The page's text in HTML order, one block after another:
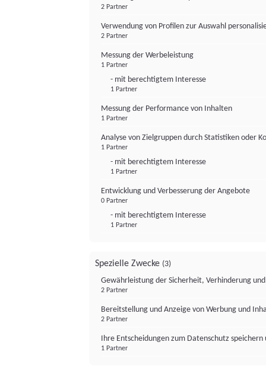
2 Partner
Verwendung von Profilen zur Auswahl
2 Partner
Messung der Werbeleistung
1 Partner
- mit berechtigtem Interesse
1 Partner
Messung der Performance von Inhalten
1 Partner
Analyse von Zielgruppen durch Statistiken oder
1 Partner
- mit berechtigtem Interesse
1 Partner
Entwicklung und Verbesserung der Angebote
0 Partner
- mit berechtigtem Interesse
1 Partner
Spezielle Zwecke (3)
Gewährleistung der Sicherheit, Verhinderung
2 Partner
Bereitstellung und Anzeige von Werbung und
2 Partner
Ihre Entscheidungen zum Datenschutz
1 Partner